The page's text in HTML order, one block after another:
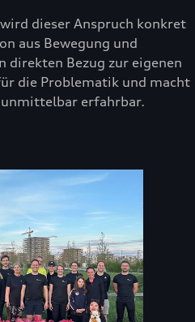
dieser Anspruch konkret
aus Bewegung und
direkten Bezug zur eigenen
die Problematik und macht
erfahrbar.